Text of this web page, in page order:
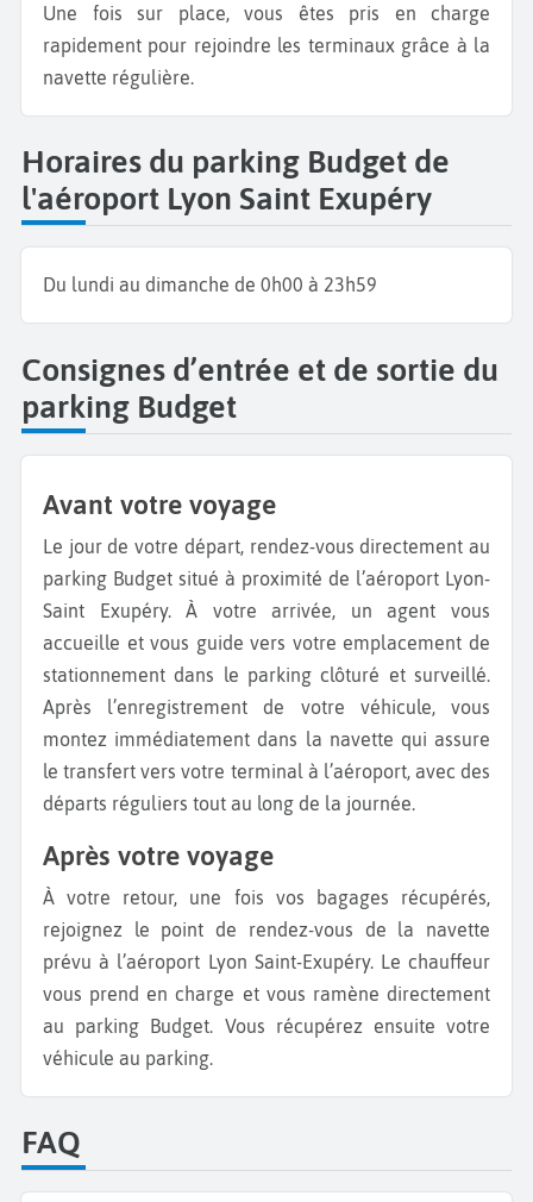
Une fois sur place, vous êtes pris en charge
rapidement pour rejoindre les terminaux grâce à la
navette régulière.
Horaires du parking Budget de
l'aéroport Lyon Saint Exupéry
Du lundi au dimanche de 0h00 à 23h59
Consignes d’entrée et de sortie du
parking Budget
Avant votre voyage
Le jour de votre départ, rendez-vous directement au
parking Budget situé à proximité de l’aéroport Lyon-
Saint Exupéry. À votre arrivée, un agent vous
accueille et vous guide vers votre emplacement de
stationnement dans le parking clôturé et surveillé.
Après l’enregistrement de votre véhicule, vous
montez immédiatement dans la navette qui assure
le transfert vers votre terminal à l’aéroport, avec des
départs réguliers tout au long de la journée.
Après votre voyage
À votre retour, une fois vos bagages récupérés,
rejoignez le point de rendez-vous de la navette
prévu à l’aéroport Lyon Saint-Exupéry. Le chauffeur
vous prend en charge et vous ramène directement
au parking Budget. Vous récupérez ensuite votre
véhicule au parking.
FAQ